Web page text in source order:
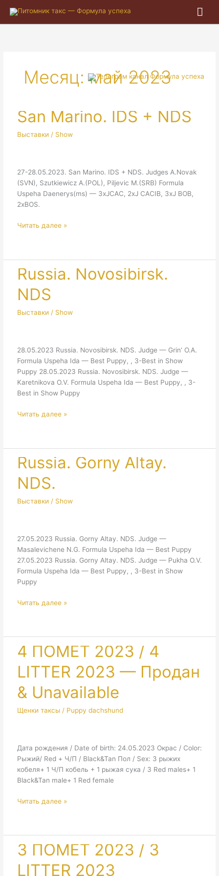
Месяц:май 2023
San Marino. IDS + NDS
Выставки / Show
27-28.05.2023. San Marino. IDS + NDS. Judges A.Novak
(SVN), Szutkiewicz A.(POL), Piljevic M.(SRB) Formula
Uspeha Daenerys(ms) — 3xJCAC, 2xJ CACIB, 3xJ BOB,
2xBOS.
San
NDS
Читать далее »
Russia. Novosibirsk.
NDS
Выставки / Show
28.05.2023 Russia. Novosibirsk. NDS. Judge — Grin’ O.A.
Formula Uspeha Ida — Best Puppy, , 3-Best in Show
Puppy 28.05.2023 Russia. Novosibirsk. NDS. Judge —
Karetnikova O.V. Formula Uspeha Ida — Best Puppy, , 3-
Best in Show Puppy
Russia.
Читать далее »
Russia. Gorny Altay.
NDS.
Выставки / Show
27.05.2023 Russia. Gorny Altay. NDS. Judge —
Masalevichene N.G. Formula Uspeha Ida — Best Puppy
27.05.2023 Russia. Gorny Altay. NDS. Judge — Pukha O.V.
Formula Uspeha Ida — Best Puppy, , 3-Best in Show
Puppy
Russia.
Читать далее »
4 ПОМЕТ 2023 / 4
LITTER 2023 — Продан
& Unavailable
Щенки таксы / Puppy dachshund
Дата рождения / Date of birth: 24.05.2023 Окрас / Color:
Рыжий/ Red + Ч/П / Black&Tan Пол / Sex: 3 рыжих
кобеля+ 1 Ч/П кобель + 1 рыжая сука / 3 Red males+ 1
Black&Tan male+ 1 Red female
4
4
LITTER
2023
Читать далее »
3 ПОМЕТ 2023 / 3
LITTER 2023